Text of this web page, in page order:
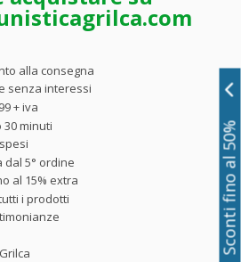
alla consegna
senza interessi
+ iva
minuti
dal 5° ordine
al 15% extra
i prodotti
Sconti fino al 50%